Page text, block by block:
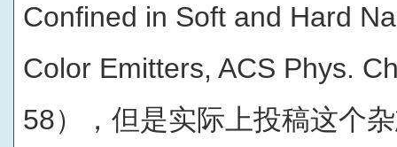
Confined in Soft and Hard
Color Emitters, ACS Phys.
58），但是实际上投稿这个